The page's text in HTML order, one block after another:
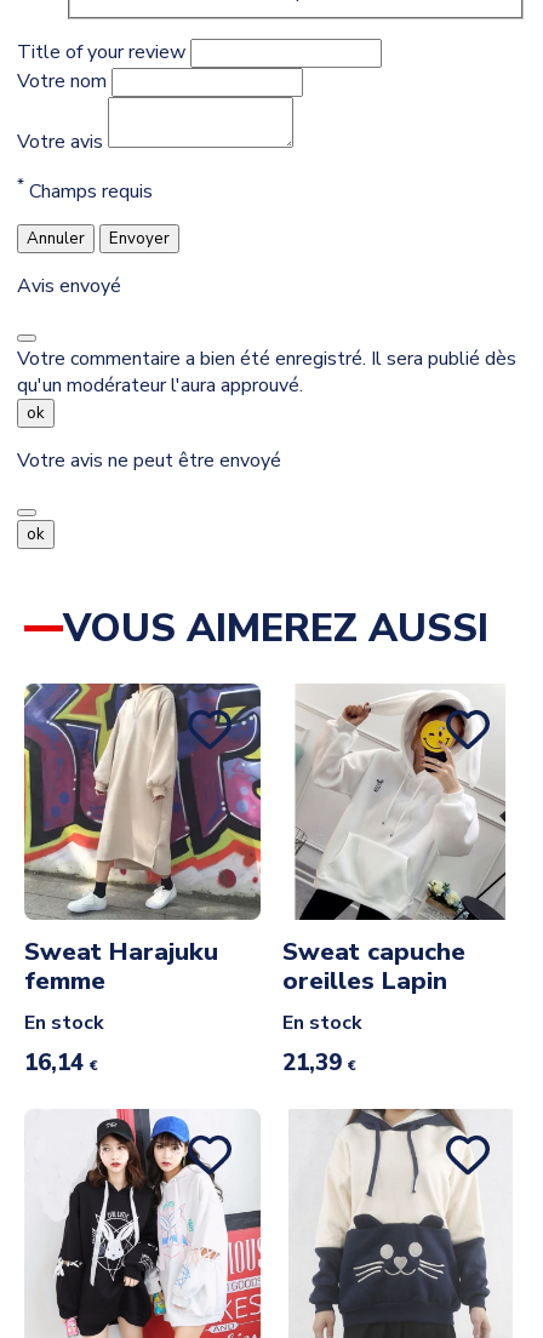
Title of your review
Votre nom
Votre avis
* Champs requis
Annuler Envoyer
Avis envoyé
Votre commentaire a bien été enregistré. Il sera publié dès
qu'un modérateur l'aura approuvé.
ok
Votre avis ne peut être envoyé
ok
VOUS AIMEREZ AUSSI
Sweat Harajuku
femme
En stock
16,14 €
Sweat capuche
oreilles Lapin
En stock
21,39 €